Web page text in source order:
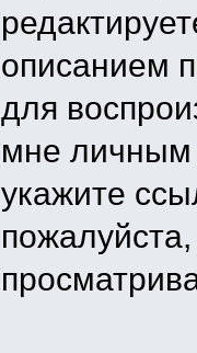
описанием
для
мне
укажите